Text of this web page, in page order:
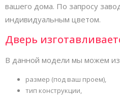
вашего дома. По запросу
индивидуальным цветом.
Дверь
В данной модели мы можем
размер (под ваш проем),
тип конструкции,